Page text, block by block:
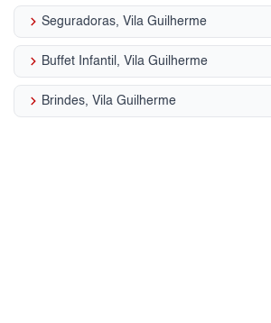
keyboard_arrow_right Seguradoras, Vila Guilherme
keyboard_arrow_right Buffet Infantil, Vila Guilherme
keyboard_arrow_right Brindes, Vila Guilherme